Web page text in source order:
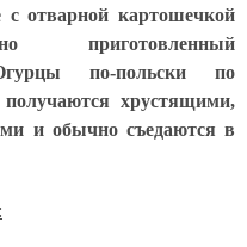
отварной картошечкой
приготовленный
по-польски по
хрустящими,
и обычно съедаются в